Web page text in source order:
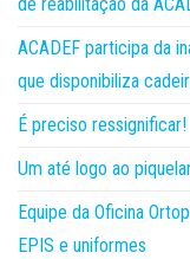
ACADEF participa da
que disponibiliza
É preciso ressignificar!
Um até logo ao
Equipe da Oficina
EPIS e uniformes